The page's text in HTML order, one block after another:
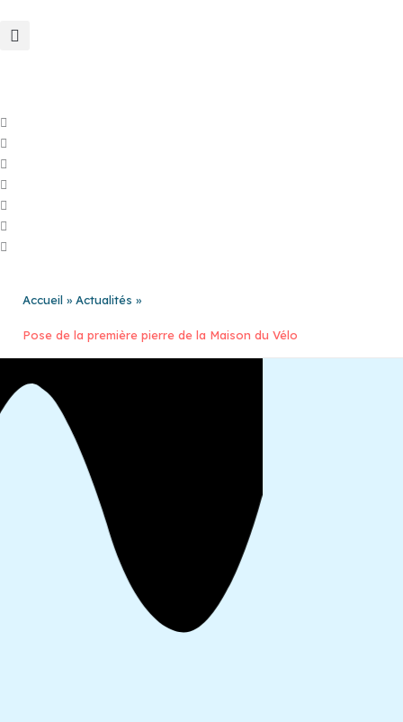
au
Accueil Actualités
Pose de la première pierre de la Maison du Vélo